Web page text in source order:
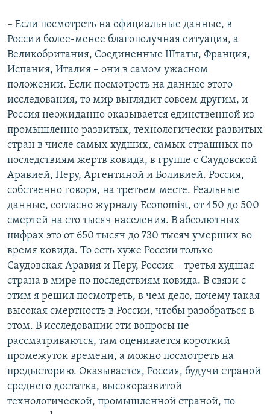
– Если посмотреть на официальные данные, в
России более-менее благополучная ситуация, а
Великобритания, Соединенные Штаты, Франция,
Испания, Италия – они в самом ужасном
положении. Если посмотреть на данные этого
исследования, то мир выглядит совсем другим, и
Россия неожиданно оказывается единственной из
промышленно развитых, технологически развитых
стран в числе самых худших, самых страшных по
последствиям жертв ковида, в группе с Саудовской
Аравией, Перу, Аргентиной и Боливией. Россия,
собственно говоря, на третьем месте. Реальные
данные, согласно журналу Economist, от 450 до 500
смертей на сто тысяч населения. В абсолютных
цифрах это от 650 тысяч до 730 тысяч умерших во
время ковида. То есть хуже России только
Саудовская Аравия и Перу, Россия – третья худшая
страна в мире по последствиям ковида. В связи с
этим я решил посмотреть, в чем дело, почему такая
высокая смертность в России, чтобы разобраться в
этом. В исследовании эти вопросы не
рассматриваются, там оценивается короткий
промежуток времени, а можно посмотреть на
предысторию. Оказывается, Россия, будучи страной
среднего достатка, высокоразвитой
технологической, промышленной страной, по